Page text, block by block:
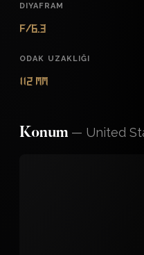
DIYAFRAM
f/6.3
ODAK UZAKLIĞI
112 mm
Konum — United